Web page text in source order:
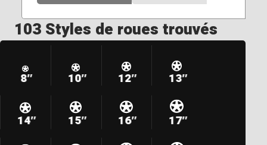
103 Styles de roues trouvés
8″ 10″ 12″ 13″
14″ 15″ 16″ 17″